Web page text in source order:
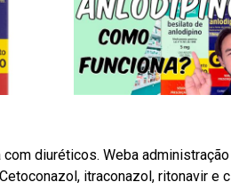
diuréticos. Weba
itraconazol, ritonavir e